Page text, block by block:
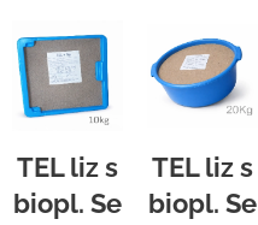
TEL liz s
biopl. Se
TEL liz s
biopl. Se